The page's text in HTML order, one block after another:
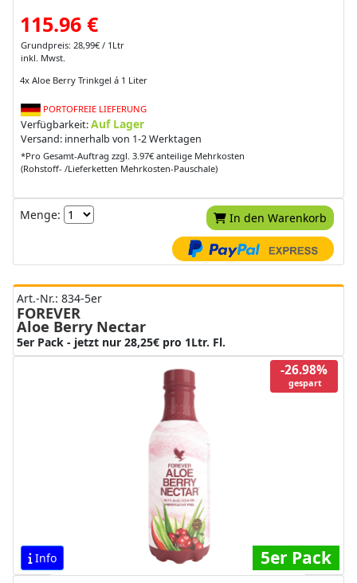
115.96 €
Grundpreis: 28,99€ / 1Ltr
inkl. Mwst.
4x Aloe Berry Trinkgel á 1 Liter
PORTOFREIE LIEFERUNG
Verfügbarkeit:Auf Lager
Versand: innerhalb von 1-2 Werktagen
*Pro Gesamt-Auftrag zzgl. 3.97€ anteilige Mehrkosten
(Rohstoff- /Lieferketten Mehrkosten-Pauschale)
Menge: In den Warenkorb
Art.-Nr.: 834-5er
FOREVER
Aloe Berry Nectar
5er Pack - jetzt nur 28,25€ pro 1Ltr. Fl.
-26.98%
gespart
Info 5er Pack